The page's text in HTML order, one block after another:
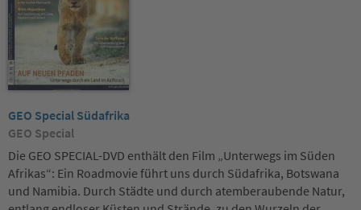
GEO Special Südafrika
GEO Special
Die GEO SPECIAL-DVD enthält den Film „Unterwegs im Süden
Afrikas“: Ein Roadmovie führt uns durch Südafrika, Botswana
und Namibia. Durch Städte und durch atemberaubende Natur,